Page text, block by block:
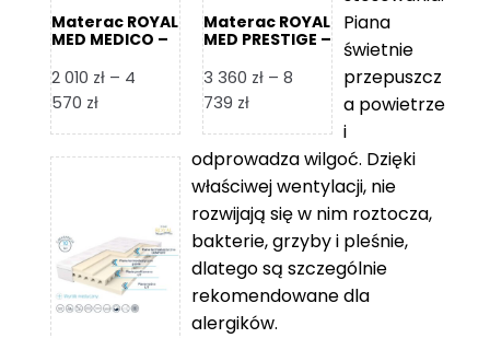
Materac ROYAL
MED MEDICO –
2 010 zł – 4
570 złZakres
od
4
570 zł
Materac ROYAL
MED PRESTIGE –
3 360 zł – 8
739 złZakres
od
3
360 zł
do
8
739 zł
Piana
świetnie
przepuszcz
a powietrze
i
odprowadza wilgoć. Dzięki
właściwej wentylacji, nie
rozwijają się w nim roztocza,
bakterie, grzyby i pleśnie,
dlatego są szczególnie
rekomendowane dla
alergików.